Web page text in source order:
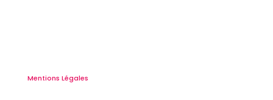
Mentions Légales